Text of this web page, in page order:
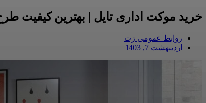
خرید موکت اداری تایل | بهترین کیفیت طرح و
روابط عمومی زت
اردیبهشت 7, 1403